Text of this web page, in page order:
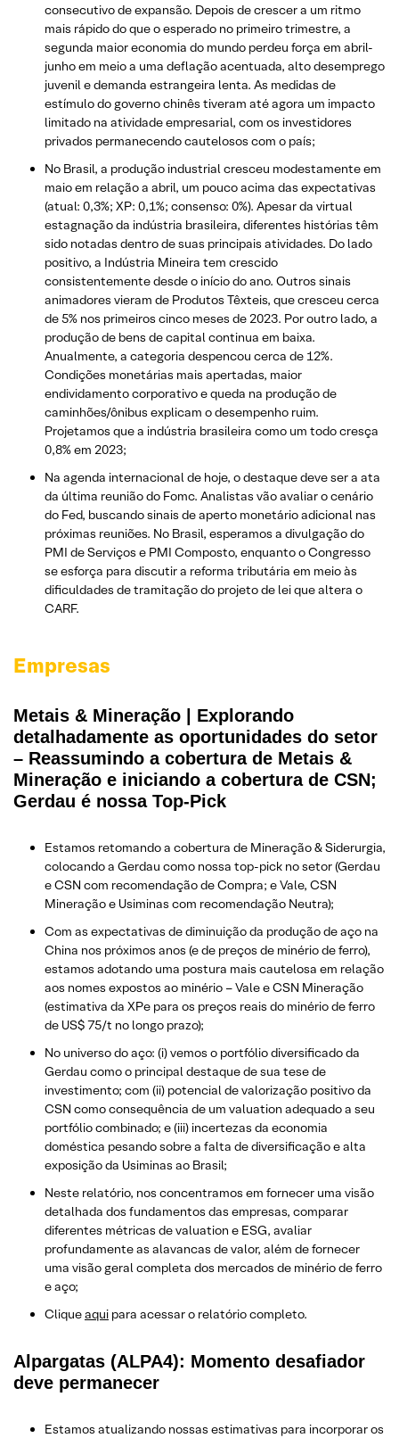
consecutivo de expansão. Depois de crescer a um ritmo
mais rápido do que o esperado no primeiro trimestre, a
segunda maior economia do mundo perdeu força em abril-
junho em meio a uma deflação acentuada, alto desemprego
juvenil e demanda estrangeira lenta. As medidas de
estímulo do governo chinês tiveram até agora um impacto
limitado na atividade empresarial, com os investidores
privados permanecendo cautelosos com o país;
No Brasil, a produção industrial cresceu modestamente em
maio em relação a abril, um pouco acima das expectativas
(atual: 0,3%; XP: 0,1%; consenso: 0%). Apesar da virtual
estagnação da indústria brasileira, diferentes histórias têm
sido notadas dentro de suas principais atividades. Do lado
positivo, a Indústria Mineira tem crescido
consistentemente desde o início do ano. Outros sinais
animadores vieram de Produtos Têxteis, que cresceu cerca
de 5% nos primeiros cinco meses de 2023. Por outro lado, a
produção de bens de capital continua em baixa.
Anualmente, a categoria despencou cerca de 12%.
Condições monetárias mais apertadas, maior
endividamento corporativo e queda na produção de
caminhões/ônibus explicam o desempenho ruim.
Projetamos que a indústria brasileira como um todo cresça
0,8% em 2023;
Na agenda internacional de hoje, o destaque deve ser a ata
da última reunião do Fomc. Analistas vão avaliar o cenário
do Fed, buscando sinais de aperto monetário adicional nas
próximas reuniões. No Brasil, esperamos a divulgação do
PMI de Serviços e PMI Composto, enquanto o Congresso
se esforça para discutir a reforma tributária em meio às
dificuldades de tramitação do projeto de lei que altera o
CARF.
Empresas
Metais & Mineração | Explorando
detalhadamente as oportunidades do setor
– Reassumindo a cobertura de Metais &
Mineração e iniciando a cobertura de CSN;
Gerdau é nossa Top-Pick
Estamos retomando a cobertura de Mineração & Siderurgia,
colocando a Gerdau como nossa top-pick no setor (Gerdau
e CSN com recomendação de Compra; e Vale, CSN
Mineração e Usiminas com recomendação Neutra);
Com as expectativas de diminuição da produção de aço na
China nos próximos anos (e de preços de minério de ferro),
estamos adotando uma postura mais cautelosa em relação
aos nomes expostos ao minério – Vale e CSN Mineração
(estimativa da XPe para os preços reais do minério de ferro
de US$ 75/t no longo prazo);
No universo do aço: (i) vemos o portfólio diversificado da
Gerdau como o principal destaque de sua tese de
investimento; com (ii) potencial de valorização positivo da
CSN como consequência de um valuation adequado a seu
portfólio combinado; e (iii) incertezas da economia
doméstica pesando sobre a falta de diversificação e alta
exposição da Usiminas ao Brasil;
Neste relatório, nos concentramos em fornecer uma visão
detalhada dos fundamentos das empresas, comparar
diferentes métricas de valuation e ESG, avaliar
profundamente as alavancas de valor, além de fornecer
uma visão geral completa dos mercados de minério de ferro
e aço;
Cliqueaqui para acessar o relatório completo.
Alpargatas (ALPA4): Momento desafiador
deve permanecer
Estamos atualizando nossas estimativas para incorporar os